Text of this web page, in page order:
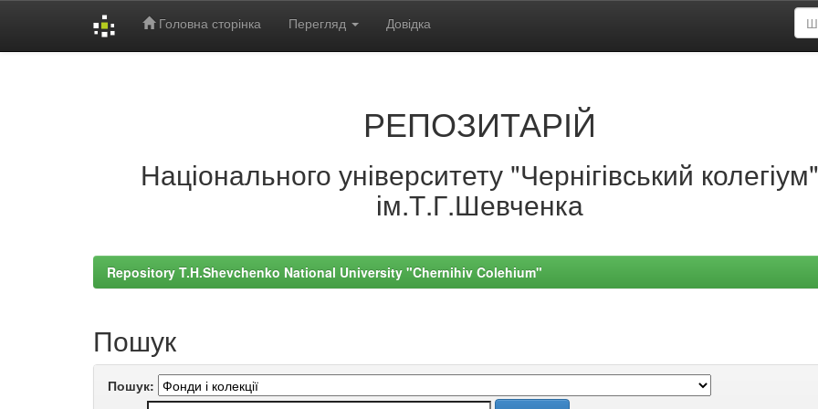
Головна сторінка Перегляд Довідка
РЕПОЗИТАРІЙ
Національного університету "Чернігівський
ім.Т.Г.Шевченка
Repository T.H.Shevchenko National University "Chernihiv Colehium"
Пошук
Пошук: